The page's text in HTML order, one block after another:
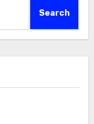
Search